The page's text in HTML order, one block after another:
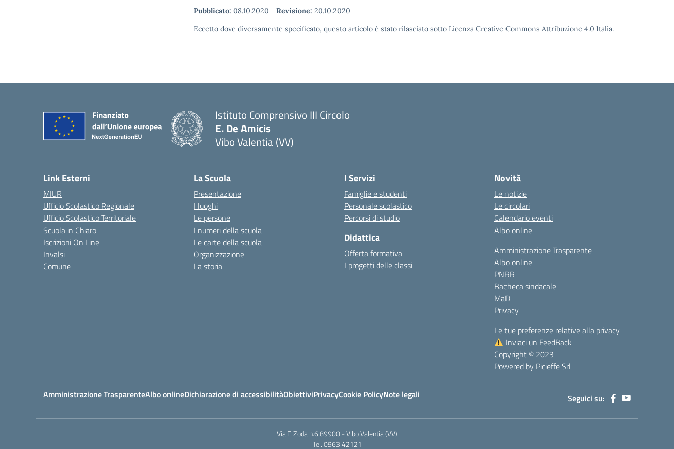
Pubblicato: 08.10.2020 - Revisione: 20.10.2020
Eccetto dove diversamente specificato, questo articolo è stato rilasciato sotto Licenza Creative Commons Attribuzione 4.0 Italia.
Istituto Comprensivo III Circolo
E. De Amicis
Vibo Valentia (VV)
Link Esterni
MIUR
Ufficio Scolastico Regionale
Ufficio Scolastico Territoriale
Scuola in Chiaro
Iscrizioni On Line
Invalsi
Comune
La Scuola
Presentazione
I luoghi
Le persone
I numeri della scuola
Le carte della scuola
Organizzazione
La storia
I Servizi
Famiglie e studenti
Personale scolastico
Percorsi di studio
Didattica
Offerta formativa
I progetti delle classi
Novità
Le notizie
Le circolari
Calendario eventi
Albo online
Amministrazione Trasparente
Albo online
PNRR
Bacheca sindacale
MaD
Privacy
Le tue preferenze relative alla privacy
Inviaci un FeedBack
Copyright © 2023
Powered by Picieffe Srl
Amministrazione TrasparenteAlbo onlineDichiarazione di accessibilitàObiettiviPrivacyCookie PolicyNote legali Seguici su:
Via F. Zoda n.6 89900 - Vibo Valentia (VV)
Tel. 0963.42121